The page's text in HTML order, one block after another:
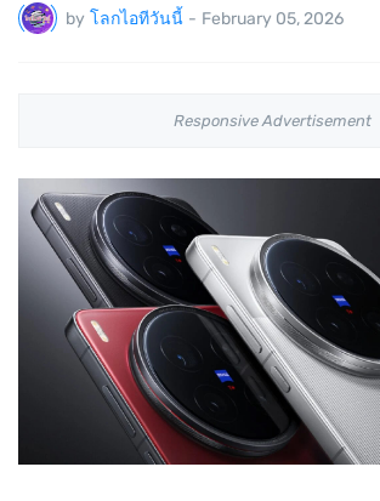
by โลกไอทีวันนี้ - February 05, 2026
Responsive Advertisement